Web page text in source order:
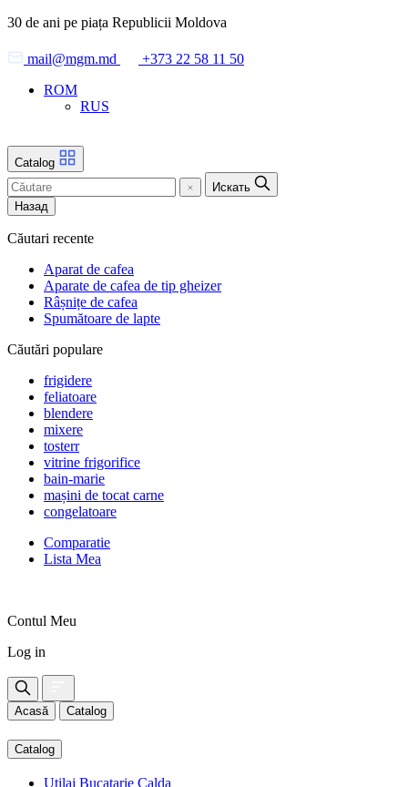
Skip
the
content
30 de ani pe piața Republicii Moldova
mail@mgm.md
+373 22 58 11 50
ROM
RUS
Catalog
Искать
Назад
Căutari recente
Aparat de cafea
Aparate de cafea de tip gheizer
Râșnițe de cafea
Spumătoare de lapte
Căutări populare
frigidere
feliatoare
blendere
mixere
tosterr
vitrine frigorifice
bain-marie
mașini de tocat carne
congelatoare
Comparatie
Lista Mea
Contul Meu
Log in
Acasă Catalog
Catalog
Utilaj Bucatarie Calda